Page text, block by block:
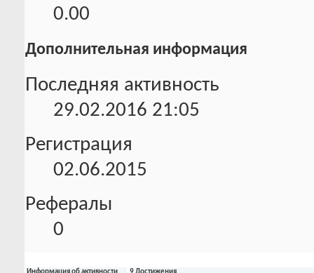
0.00
Дополнительная информация
Последняя активность
29.02.2016 21:05
Регистрация
02.06.2015
Рефералы
0